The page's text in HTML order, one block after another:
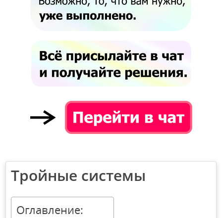
Тройные системы
Оглавление: